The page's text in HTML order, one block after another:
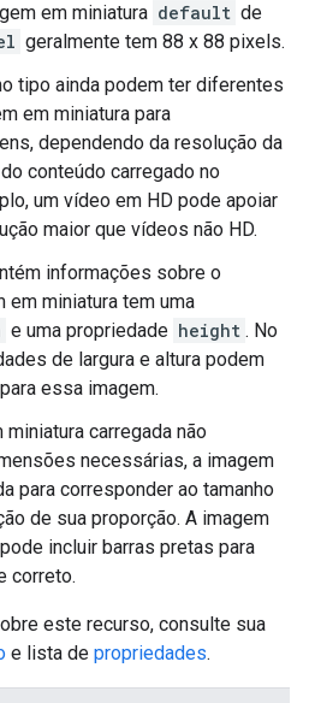
em miniatura default de
geralmente tem 88 x 88 pixels.
tipo ainda podem ter diferentes
em miniatura para
dependendo da resolução da
conteúdo carregado no
um vídeo em HD pode apoiar
maior que vídeos não HD.
informações sobre o
em miniatura tem uma
e uma propriedade height . No
de largura e altura podem
essa imagem.
carregada não
necessárias, a imagem
para corresponder ao tamanho
de sua proporção. A imagem
incluir barras pretas para
correto.
este recurso, consulte sua
e lista de propriedades.